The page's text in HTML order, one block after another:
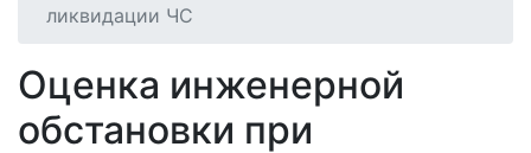
ликвидации ЧС
Оценка инженерной
обстановки при